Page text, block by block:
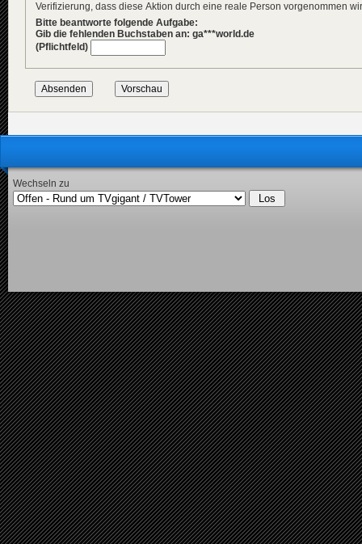
Verifizierung, dass diese Aktion durch eine reale Person vorgenommen
Bitte beantworte folgende Aufgabe:
Gib die fehlenden Buchstaben an: ga***world.de
(Pflichtfeld)
Wechseln zu